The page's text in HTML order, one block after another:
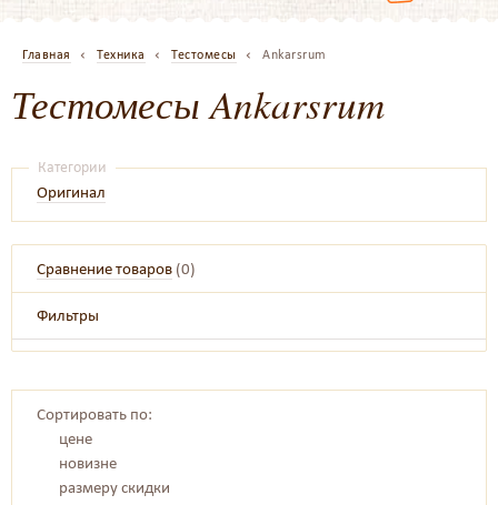
Главная Техника Тестомесы Ankarsrum
Тестомесы Ankarsrum
Категории
Оригинал
Сравнение товаров (0)
Фильтры
Сортировать по:
цене
новизне
размеру скидки